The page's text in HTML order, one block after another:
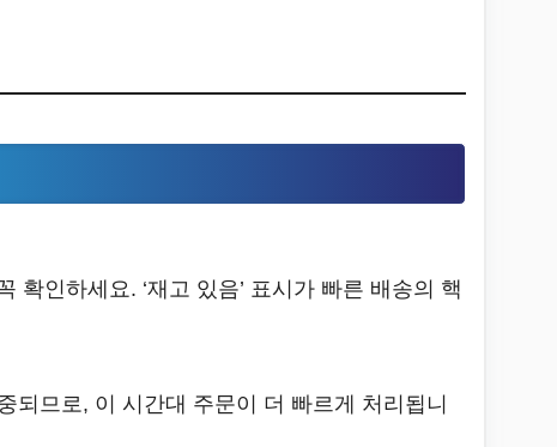
확인하세요. ‘재고 있음’ 표시가 빠른 배송의 핵
되므로, 이 시간대 주문이 더 빠르게 처리됩니